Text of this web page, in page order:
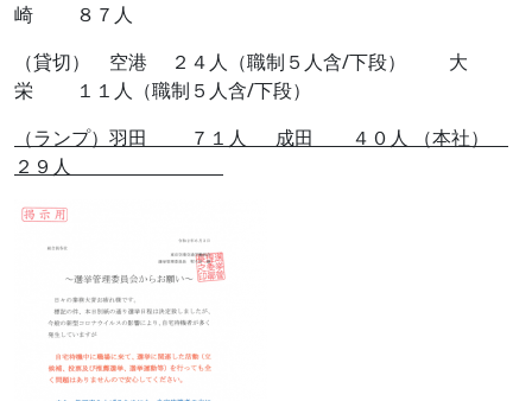
崎 ８７人
（貸切） 空港 ２４人（職制５人含/下段） 大
栄 １１人（職制５人含/下段）
（ランプ）羽田 ７１人 成田 ４０人 （本社）
２９人